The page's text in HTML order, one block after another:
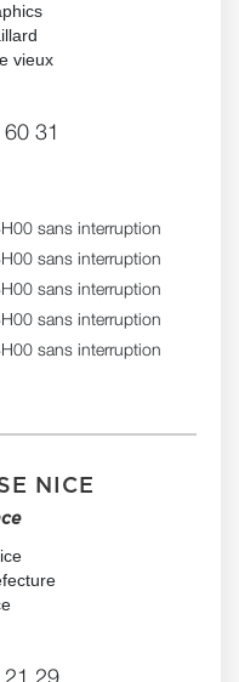
vieux
31
sans interruption
sans interruption
sans interruption
sans interruption
sans interruption
NICE
29